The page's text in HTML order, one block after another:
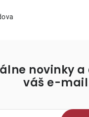
novinky a
váš e-mail